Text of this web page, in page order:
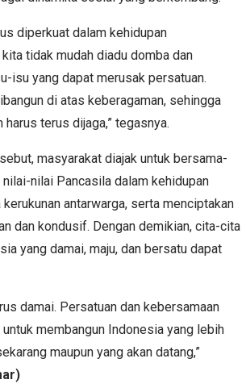
diperkuat dalam kehidupan
tidak mudah diadu domba dan
isu yang dapat merusak persatuan.
di atas keberagaman, sehingga
terus dijaga,” tegasnya.
masyarakat diajak untuk bersama-
nilai Pancasila dalam kehidupan
antarwarga, serta menciptakan
dan kondusif. Dengan demikian, cita-cita
yang damai, maju, dan bersatu dapat
damai. Persatuan dan kebersamaan
membangun Indonesia yang lebih
maupun yang akan datang,”